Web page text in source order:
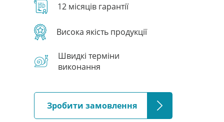
12 місяців гарантії
Висока якість продукції
Швидкі терміни
виконання
Зробити замовлення